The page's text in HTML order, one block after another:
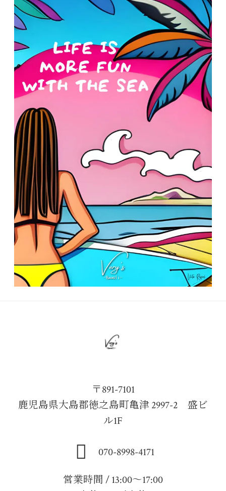
〒891-7101
鹿児島県大島郡徳之島町亀津 2997-2 盛ビ
ル1F
070-8998-4171
営業時間 / 13:00～17:00